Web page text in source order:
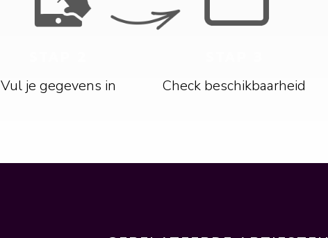
Vul je gegevens in Check beschikbaarheid